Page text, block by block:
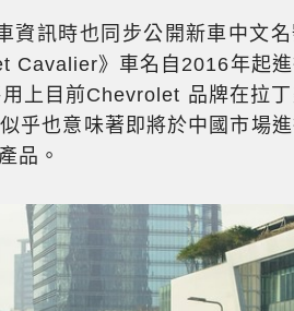
訊時也同步公開新車中文
Cavalier》車名自2016年起
上目前Chevrolet 品牌在拉
乎也意味著即將於中國市場
品。